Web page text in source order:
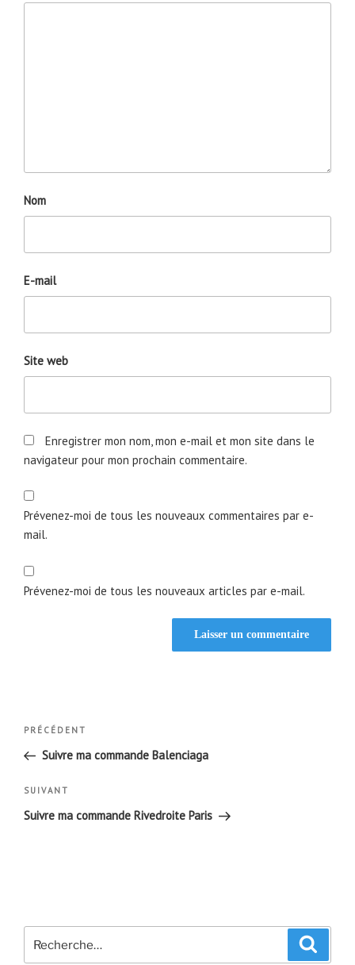
Nom
E-mail
Site web
Enregistrer mon nom, mon e-mail et mon site dans le
navigateur pour mon prochain commentaire.
Prévenez-moi de tous les nouveaux commentaires par e-
mail.
Prévenez-moi de tous les nouveaux articles par e-mail.
Navigation
l’article
Article
précédent
PRÉCÉDENT
Suivre ma commande Balenciaga
Article
suivant
SUIVANT
Suivre ma commande Rivedroite Paris
pour